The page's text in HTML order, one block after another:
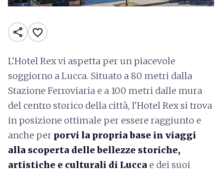
share favorite_border
L'Hotel Rex vi aspetta per un piacevole
soggiorno a Lucca. Situato a 80 metri dalla
Stazione Ferroviaria e a 100 metri dalle mura
del centro storico della città, l'Hotel Rex si trova
in posizione ottimale per essere raggiunto e
anche per porvi la propria base in viaggi
alla scoperta delle bellezze storiche,
artistiche e culturali di Lucca e dei suoi